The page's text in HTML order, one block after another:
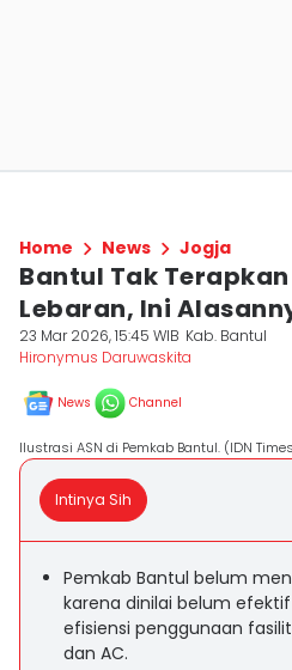
Home News Jogja
Bantul Tak Terapkan
Lebaran, Ini
23 Mar 2026, 15:45 WIB Kab. Bantul
Hironymus Daruwaskita
News Channel
Ilustrasi ASN di Pemkab Bantul. (IDN
Intinya Sih
Pemkab Bantul belum
karena dinilai belum
efisiensi penggunaan
dan AC.